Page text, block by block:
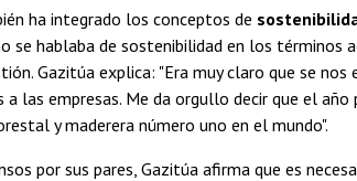
ha integrado los conceptos de
se hablaba de sostenibilidad en los términos
Gazitúa explica: "Era muy claro que se nos
las empresas. Me da orgullo decir que el
y maderera número uno en el mundo".
por sus pares, Gazitúa afirma que es